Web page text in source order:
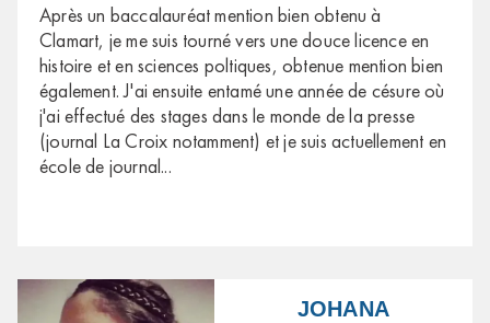
Après un baccalauréat mention bien obtenu à
Clamart, je me suis tourné vers une douce licence en
histoire et en sciences poltiques, obtenue mention bien
également. J'ai ensuite entamé une année de césure où
j'ai effectué des stages dans le monde de la presse
(journal La Croix notamment) et je suis actuellement en
école de journal...
JOHANA